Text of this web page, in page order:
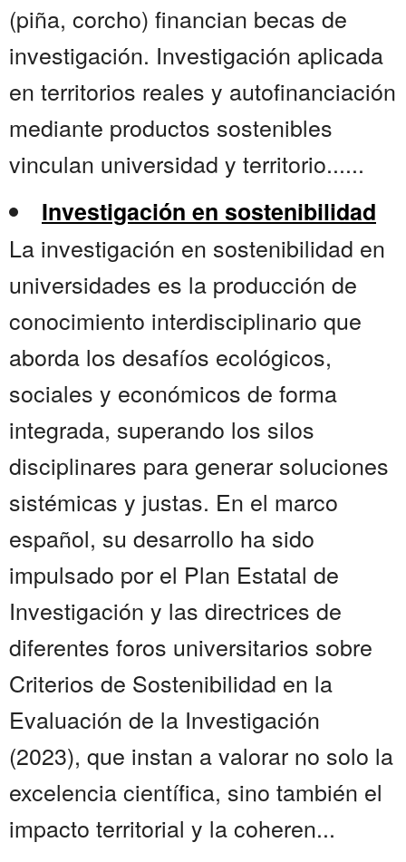
(piña, corcho) financian becas de
investigación. Investigación aplicada
en territorios reales y autofinanciación
mediante productos sostenibles
vinculan universidad y territorio......
Investigación en sostenibilidad
La investigación en sostenibilidad en
universidades es la producción de
conocimiento interdisciplinario que
aborda los desafíos ecológicos,
sociales y económicos de forma
integrada, superando los silos
disciplinares para generar soluciones
sistémicas y justas. En el marco
español, su desarrollo ha sido
impulsado por el Plan Estatal de
Investigación y las directrices de
diferentes foros universitarios sobre
Criterios de Sostenibilidad en la
Evaluación de la Investigación
(2023), que instan a valorar no solo la
excelencia científica, sino también el
impacto territorial y la coheren...